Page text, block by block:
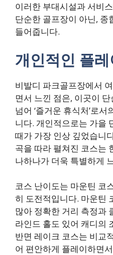
이러한 부대시설과 서비
단순한 골프장이 아닌, 종
들어줍니다.
개인적인 플
비발디 파크골프장에서
면서 느낀 점은, 이곳이 단
넘어 ‘즐거운 휴식처’로
니다. 개인적으로는 가을
때가 가장 인상 깊었습니
곡을 따라 펼쳐진 코스는
나하나가 더욱 특별하게
코스 난이도는 마운틴 코
히 도전적입니다. 마운틴
많아 정확한 거리 측정과
라인드 홀도 있어 캐디의
반면 레이크 코스는 비교
어 편안하게 플레이하면